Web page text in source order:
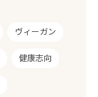
ヴィーガン
健康志向